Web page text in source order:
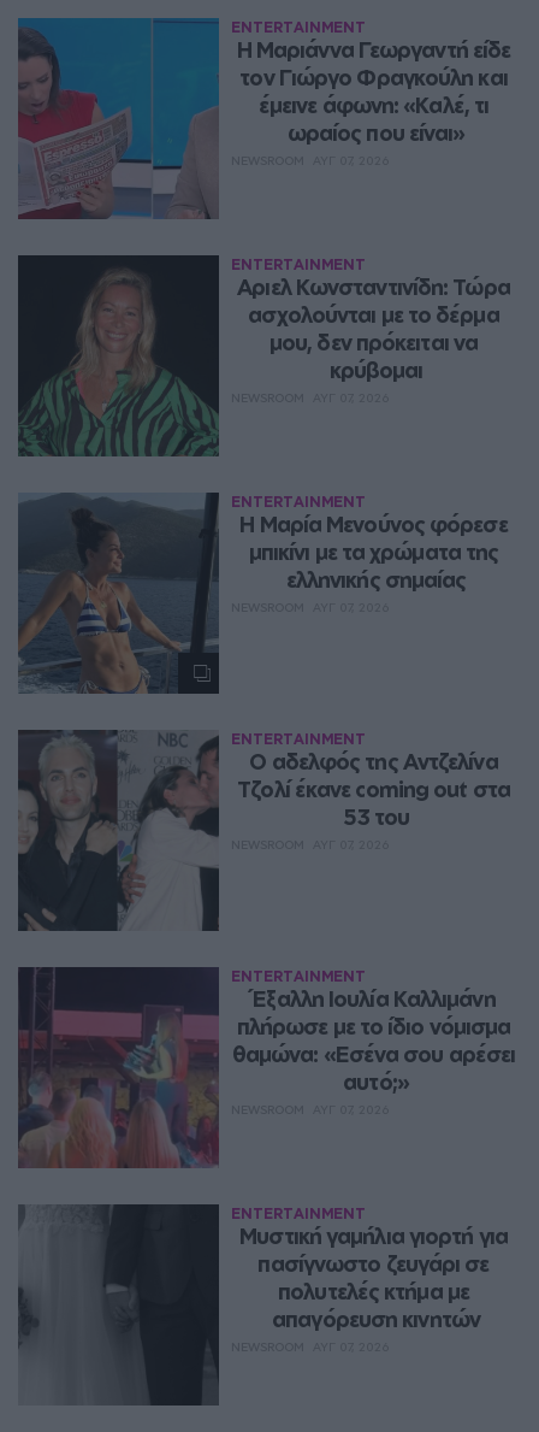
ENTERTAINMENT
Η Μαριάννα Γεωργαντή είδε
τον Γιώργο Φραγκούλη και
έμεινε άφωνη: «Καλέ, τι
ωραίος που είναι»
ENTERTAINMENT
Αριελ Κωνσταντινίδη: Τώρα
ασχολούνται με το δέρμα
μου, δεν πρόκειται να
κρύβομαι
ENTERTAINMENT
Η Μαρία Μενούνος φόρεσε
μπικίνι με τα χρώματα της
ελληνικής σημαίας
ENTERTAINMENT
Ο αδελφός της Αντζελίνα
Τζολί έκανε coming out στα
53 του
ENTERTAINMENT
Έξαλλη Ιουλία Καλλιμάνη
πλήρωσε με το ίδιο νόμισμα
θαμώνα: «Εσένα σου αρέσει
αυτό;»
ENTERTAINMENT
Μυστική γαμήλια γιορτή για
πασίγνωστο ζευγάρι σε
πολυτελές κτήμα με
απαγόρευση κινητών